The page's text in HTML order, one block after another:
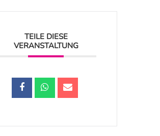
TEILE DIESE
VERANSTALTUNG